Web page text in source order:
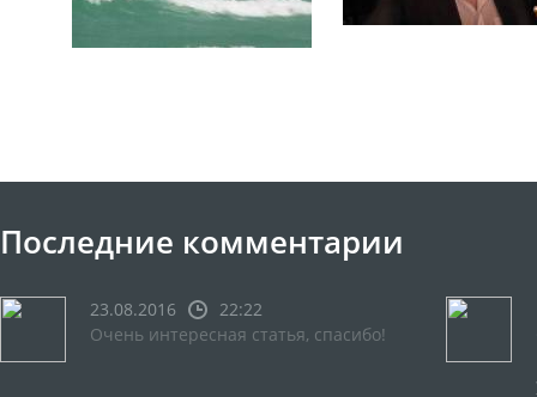
Последние комментарии
23.08.2016
22:22
Очень интересная статья, спасибо!